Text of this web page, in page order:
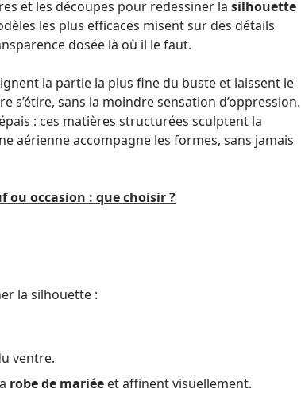
et les découpes pour redessiner la silhouette
les plus efficaces misent sur des détails
dosée là où il le faut.
la partie la plus fine du buste et laissent le
s’étire, sans la moindre sensation d’oppression.
: ces matières structurées sculptent la
aérienne accompagne les formes, sans jamais
ou occasion : que choisir ?
la silhouette :
ventre.
robe de mariée et affinent visuellement.